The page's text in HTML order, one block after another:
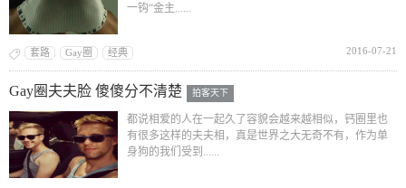
一钩“金主......
套路 Gay圈 经典 2016-07-21
Gay圈夫夫脸 傻傻分不清楚 拍客天下
都说相爱的人在一起久了容貌会越来越相似，钙圈里也
有很多这样的夫夫相，真是世界之大无奇不有，作为单
身狗的我们受到......